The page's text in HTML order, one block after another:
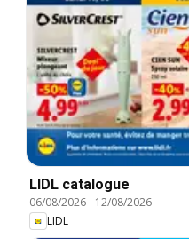
LIDL catalogue
06/08/2026- 12/08/2026
LIDL